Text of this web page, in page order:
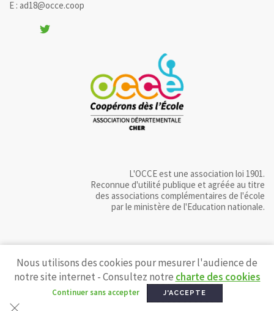
E : ad18@occe.coop
L'OCCE est une association loi 1901.
Reconnue d'utilité publique et agréée au titre
des associations complémentaires de l'école
par le ministère de l'Education nationale.
Nous utilisons des cookies pour mesurer l'audience de
notre site internet - Consultez notre charte des cookies
Continuer sans accepter J'ACCEPTE